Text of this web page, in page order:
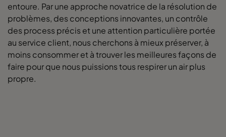
entoure. Par une approche novatrice de la résolution de
problèmes, des conceptions innovantes, un contrôle
des process précis et une attention particulière portée
au service client, nous cherchons à mieux préserver, à
moins consommer et à trouver les meilleures façons de
faire pour que nous puissions tous respirer un air plus
propre.